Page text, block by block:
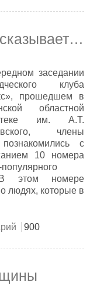
заседании
клуба
прошедшем в
областной
им. А.Т.
члены
с
10 номера
этом номере
людях, которые в
900